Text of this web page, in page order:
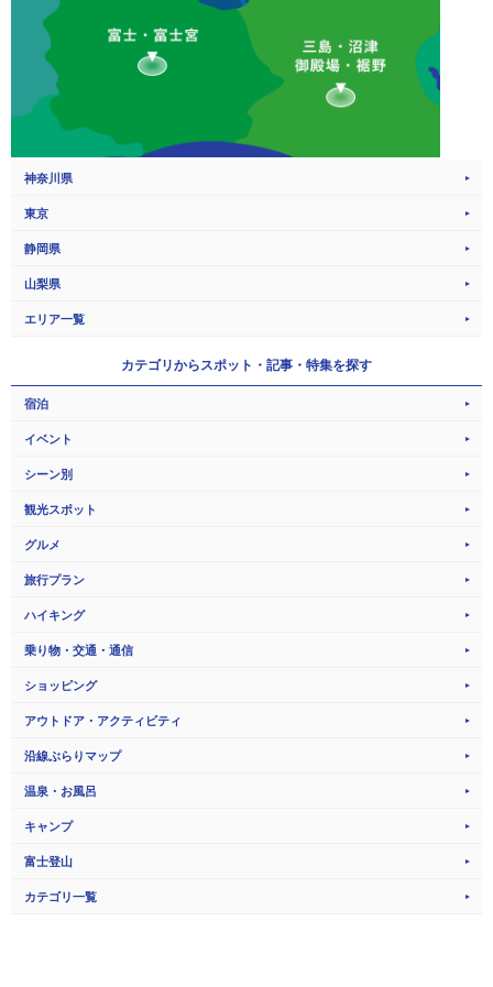
神奈川県
東京
静岡県
山梨県
エリア一覧
カテゴリからスポット・記事・特集を探す
宿泊
イベント
シーン別
観光スポット
グルメ
旅行プラン
ハイキング
乗り物・交通・通信
ショッピング
アウトドア・アクティビティ
沿線ぶらりマップ
温泉・お風呂
キャンプ
富士登山
カテゴリ一覧